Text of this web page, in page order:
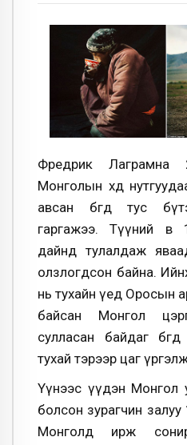
Фредрик
Монголын хөдөө
авсан бөгөөд тус
гаргажээ. Түүний
дайнд тулалдаж
олзлогдсон байна.
нь тухайн үед Оросын
байсан Монгол
сулласан байдаг
тухай тэрээр цаг
Үүнээс үүдэн Монгол
болсон зурагчин
Монголд ирж